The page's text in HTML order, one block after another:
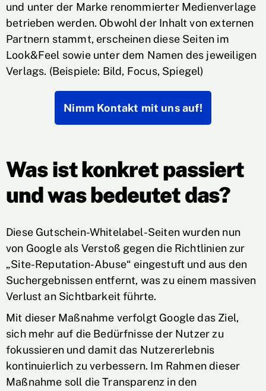
und unter der Marke renommierter Medienverlage
betrieben werden. Obwohl der Inhalt von externen
Partnern stammt, erscheinen diese Seiten im
Look&Feel sowie unter dem Namen des jeweiligen
Verlags. (Beispiele: Bild, Focus, Spiegel)
Nimm Kontakt mit uns auf!
Was ist konkret passiert
und was bedeutet das?
Diese Gutschein-Whitelabel-Seiten wurden nun
von Google als Verstoß gegen die Richtlinien zur
„Site-Reputation-Abuse“ eingestuft und aus den
Suchergebnissen entfernt, was zu einem massiven
Verlust an Sichtbarkeit führte.
Mit dieser Maßnahme verfolgt Google das Ziel,
sich mehr auf die Bedürfnisse der Nutzer zu
fokussieren und damit das Nutzererlebnis
kontinuierlich zu verbessern. Im Rahmen dieser
Maßnahme soll die Transparenz in den